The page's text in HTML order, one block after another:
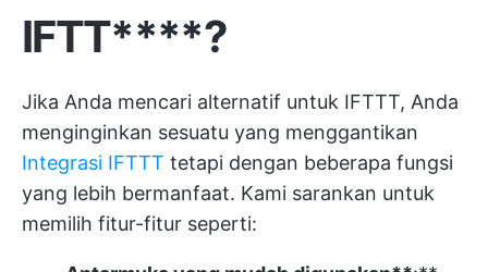
IFTT****?
Jika Anda mencari alternatif untuk IFTTT, Anda
menginginkan sesuatu yang menggantikan
Integrasi IFTTT tetapi dengan beberapa fungsi
yang lebih bermanfaat. Kami sarankan untuk
memilih fitur-fitur seperti: